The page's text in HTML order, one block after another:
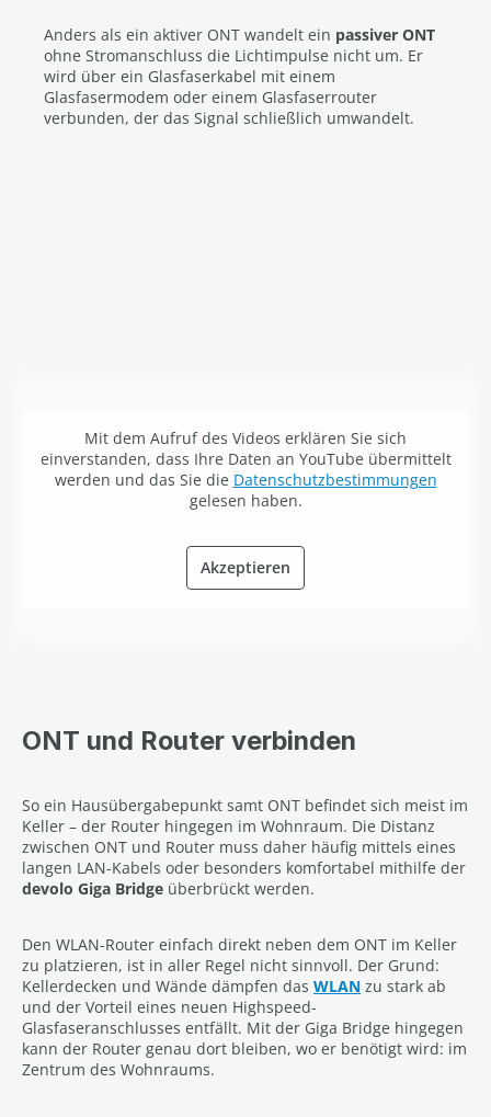
Anders als ein aktiver ONT wandelt ein passiver ONT
ohne Stromanschluss die Lichtimpulse nicht um. Er
wird über ein Glasfaserkabel mit einem
Glasfasermodem oder einem Glasfaserrouter
verbunden, der das Signal schließlich umwandelt.
Mit dem Aufruf des Videos erklären Sie sich
einverstanden, dass Ihre Daten an YouTube übermittelt
werden und das Sie die Datenschutzbestimmungen
gelesen haben.
Akzeptieren
ONT und Router verbinden
So ein Hausübergabepunkt samt ONT befindet sich meist im
Keller – der Router hingegen im Wohnraum. Die Distanz
zwischen ONT und Router muss daher häufig mittels eines
langen LAN-Kabels oder besonders komfortabel mithilfe der
devolo Giga Bridge überbrückt werden.
Den WLAN-Router einfach direkt neben dem ONT im Keller
zu platzieren, ist in aller Regel nicht sinnvoll. Der Grund:
Kellerdecken und Wände dämpfen das WLAN zu stark ab
und der Vorteil eines neuen Highspeed-
Glasfaseranschlusses entfällt. Mit der Giga Bridge hingegen
kann der Router genau dort bleiben, wo er benötigt wird: im
Zentrum des Wohnraums.